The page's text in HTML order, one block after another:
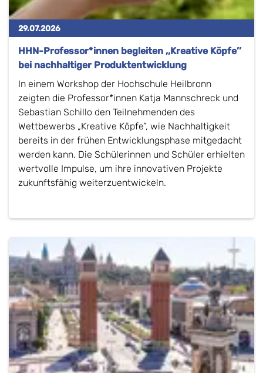
29.07.2026
HHN-Professor*innen begleiten ,,Kreative Köpfe’’
bei nachhaltiger Produktentwicklung
In einem Workshop der Hochschule Heilbronn
zeigten die Professor*innen Katja Mannschreck und
Sebastian Schillo den Teilnehmenden des
Wettbewerbs „Kreative Köpfe“, wie Nachhaltigkeit
bereits in der frühen Entwicklungsphase mitgedacht
werden kann. Die Schülerinnen und Schüler erhielten
wertvolle Impulse, um ihre innovativen Projekte
zukunftsfähig weiterzuentwickeln.